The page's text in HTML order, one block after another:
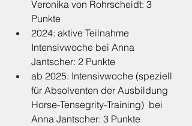
Veronika von Rohrscheidt: 3
Punkte
2024: aktive Teilnahme
Intensivwoche bei Anna
Jantscher: 2 Punkte
ab 2025: Intensivwoche (speziell
für Absolventen der Ausbildung
Horse-Tensegrity-Training)  bei
Anna Jantscher: 3 Punkte